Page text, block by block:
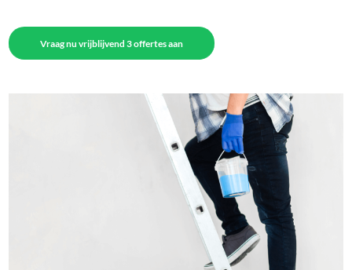
Vraag nu vrijblijvend 3 offertes aan